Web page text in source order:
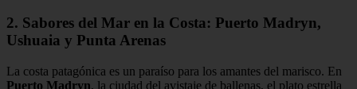
2. Sabores del Mar en la Costa: Puerto Madryn,
Ushuaia y Punta Arenas
La costa patagónica es un paraíso para los amantes del marisco. En
Puerto Madryn, la ciudad del avistaje de ballenas, el plato estrella